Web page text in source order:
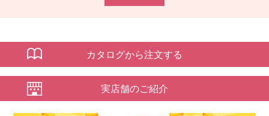
カタログから注文する
実店舗のご紹介